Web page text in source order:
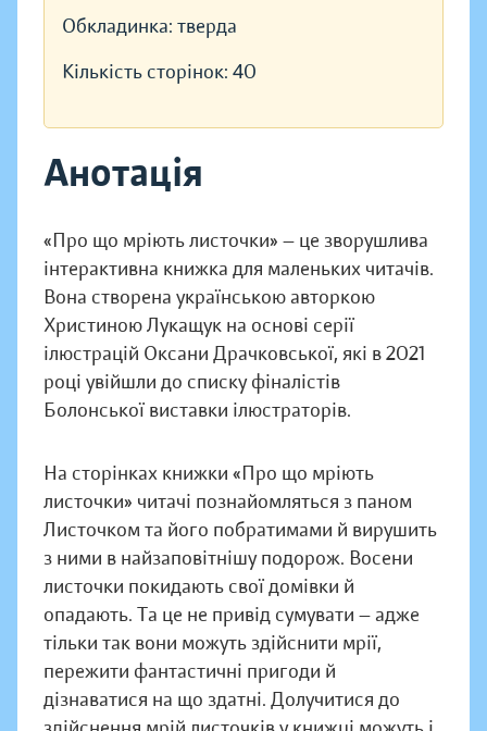
Обкладинка: тверда
Кількість сторінок: 40
Анотація
«Про що мріють листочки» — це зворушлива
інтерактивна книжка для маленьких читачів.
Вона створена українською авторкою
Христиною Лукащук на основі серії
ілюстрацій Оксани Драчковської, які в 2021
році увійшли до списку фіналістів
Болонської виставки ілюстраторів.
На сторінках книжки «Про що мріють
листочки» читачі познайомляться з паном
Листочком та його побратимами й вирушить
з ними в найзаповітнішу подорож. Восени
листочки покидають свої домівки й
опадають. Та це не привід сумувати — адже
тільки так вони можуть здійснити мрії,
пережити фантастичні пригоди й
дізнаватися на що здатні. Долучитися до